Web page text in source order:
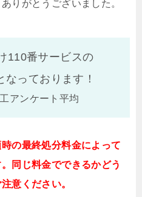
りがとうございました。
110番サービスの
なっております！
アンケート平均
の最終処分料金によって
同じ料金でできるかどう
意ください。